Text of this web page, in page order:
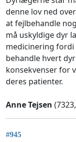
denne lov ned
at fejlbehandle
må uskyldige dyr
medicinering
behandle hvert
konsekvenser for
deres patienter.
Anne Tejsen
#945